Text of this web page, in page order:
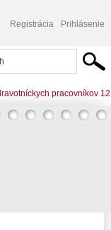
Registrácia Prihlásenie
pracovníkov 12